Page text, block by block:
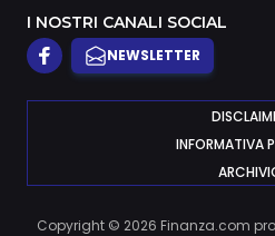
I NOSTRI CANALI SOCIAL
NEWSLETTER
INFORMATIVA
Copyright © 2026 Finanza.com